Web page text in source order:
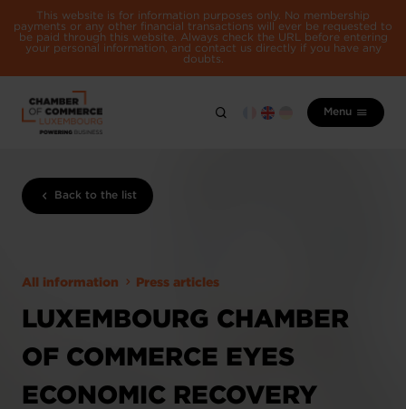
This website is for information purposes only. No membership
payments or any other financial transactions will ever be requested to
be paid through this website. Always check the URL before entering
your personal information, and contact us directly if you have any
doubts.
Menu
Back to the list
All information Press articles
LUXEMBOURG CHAMBER
OF COMMERCE EYES
ECONOMIC RECOVERY